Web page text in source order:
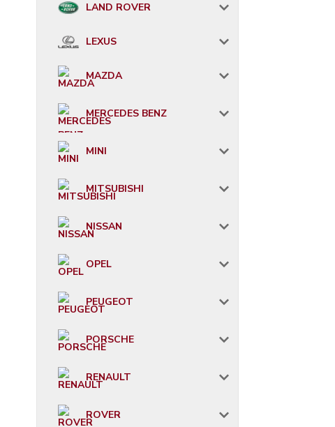
LAND ROVER
LEXUS
MAZDA
MERCEDES BENZ
MINI
MITSUBISHI
NISSAN
OPEL
PEUGEOT
PORSCHE
RENAULT
ROVER